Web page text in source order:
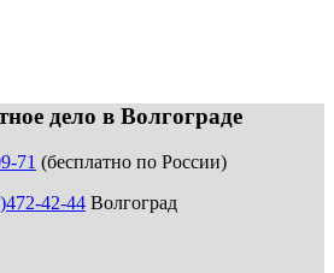
дело в Волгограде
71 (бесплатно по России)
42-44 Волгоград